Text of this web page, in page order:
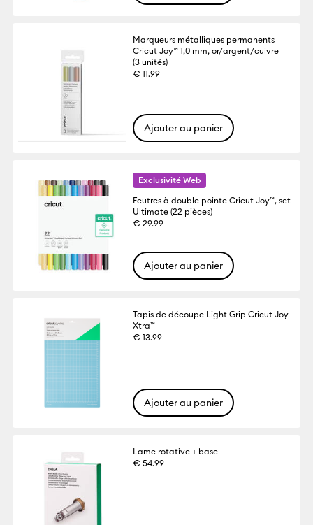
Marqueurs métalliques permanents
Cricut Joy™ 1,0 mm, or/argent/cuivre
(3 unités)
€ 11.99
Ajouter au panier
Exclusivité Web
Feutres à double pointe Cricut Joy™, set
Ultimate (22 pièces)
€ 29.99
Ajouter au panier
Tapis de découpe Light Grip Cricut Joy
Xtra™
€ 13.99
Ajouter au panier
Lame rotative + base
€ 54.99